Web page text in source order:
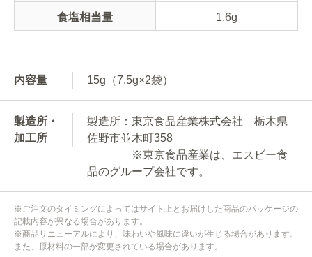
食塩相当量 1.6g
内容量 15g（7.5g×2袋）
製造所・
加工所
製造所：東京食品産業株式会社 栃木県
佐野市並木町358
※東京食品産業は、エスビー食
品のグループ会社です。
※ご注文のタイミングによってはサイト上とお届けした商品のパッケージの
記載内容が異なる場合があります。
※商品リニューアルにより、味わいや風味に違いが生じる場合があります。
また、原材料の一部が変更されている場合があります。